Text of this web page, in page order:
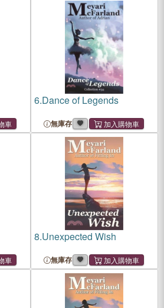
6.Dance of Legends
無庫存
8.Unexpected Wish
無庫存